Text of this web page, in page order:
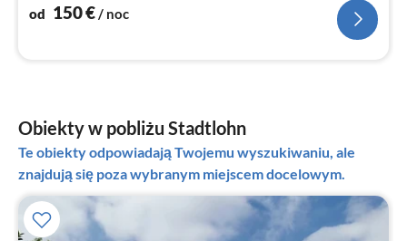
od 150€/ noc
Obiekty w pobliżu Stadtlohn
Te obiekty odpowiadają Twojemu wyszukiwaniu, ale
znajdują się poza wybranym miejscem docelowym.